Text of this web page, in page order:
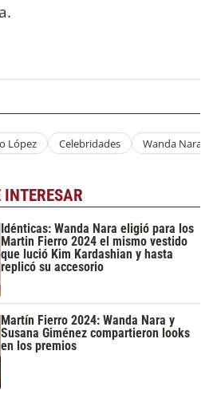
López Celebridades Wanda Nara
Idénticas: Wanda Nara eligió para los
Martin Fierro 2024 el mismo vestido
que lució Kim Kardashian y hasta
replicó su accesorio
Martín Fierro 2024: Wanda Nara y
Susana Giménez compartieron looks
en los premios